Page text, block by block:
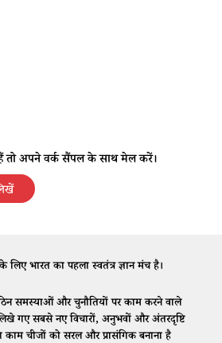
तो अपने वर्क सैंपल के साथ मेल करें।
भारत का पहला स्वतंत्र ज्ञान मंच है।
समस्याओं और चुनौतियों पर काम करने वाले
गए सबसे नए विचारों, अनुभवों और अंतरदृष्टि
काम चीजों को सरल और प्रासंगिक बनाना है